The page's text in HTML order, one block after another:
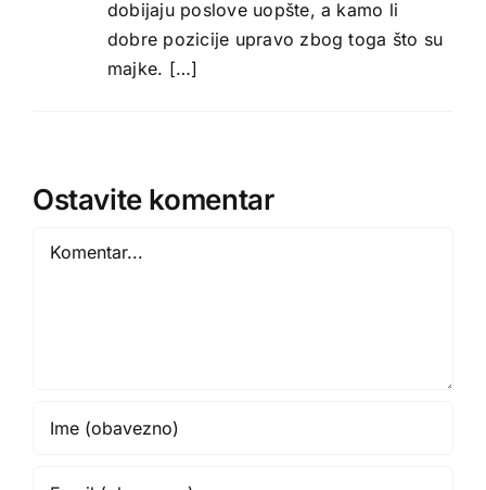
dobijaju poslove uopšte, a kamo li
dobre pozicije upravo zbog toga što su
majke. […]
Ostavite komentar